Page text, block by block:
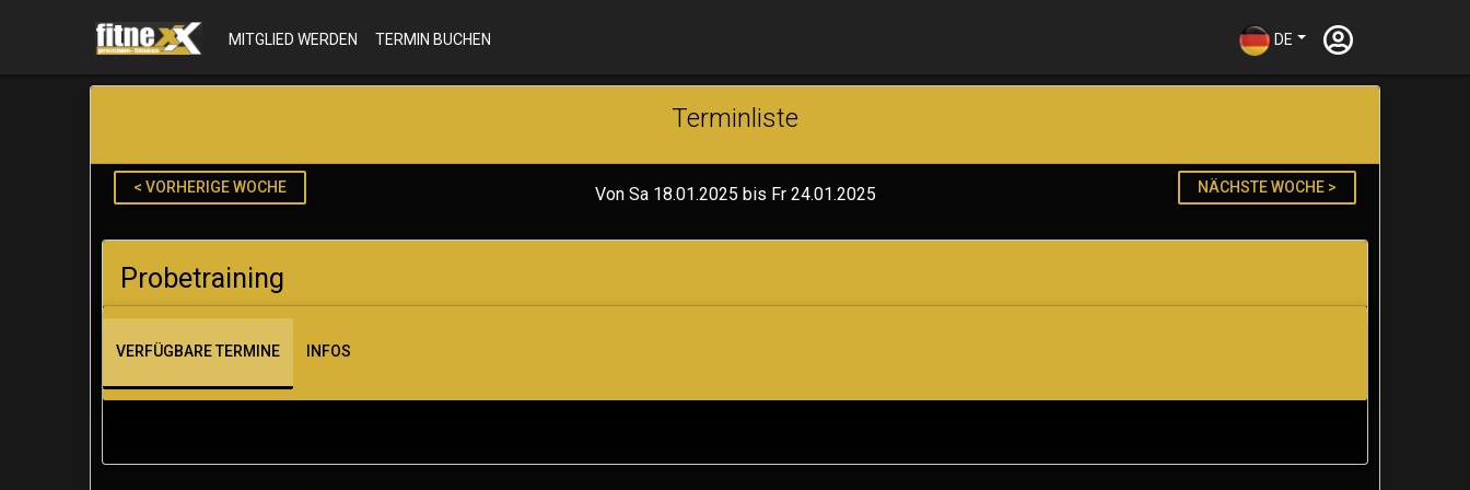
MITGLIED WERDEN TERMIN BUCHEN DE
Terminliste
< VORHERIGE WOCHE Von Sa 18.01.2025 bis Fr 24.01.2025 NÄCHSTE WOCHE >
Probetraining
VERFÜGBARE TERMINE INFOS